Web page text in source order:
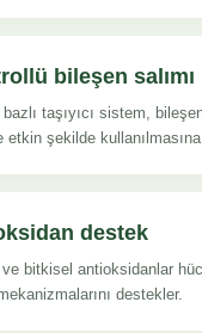
bileşen salımı
bazlı taşıyıcı sistem,
etkin şekilde kullanılmasına
destek
bitkisel antioksidanlar
destekler.